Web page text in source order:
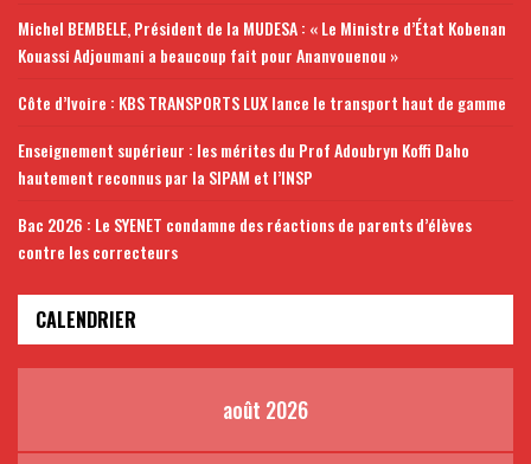
Michel BEMBELE, Président de la MUDESA : « Le Ministre d’État Kobenan
Kouassi Adjoumani a beaucoup fait pour Ananvouenou »
Côte d’Ivoire : KBS TRANSPORTS LUX lance le transport haut de gamme
Enseignement supérieur : les mérites du Prof Adoubryn Koffi Daho
hautement reconnus par la SIPAM et l’INSP
Bac 2026 : Le SYENET condamne des réactions de parents d’élèves
contre les correcteurs
CALENDRIER
août 2026